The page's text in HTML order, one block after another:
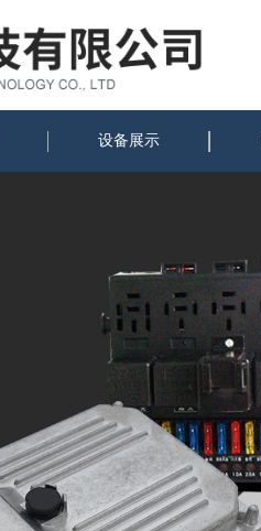
设备展示